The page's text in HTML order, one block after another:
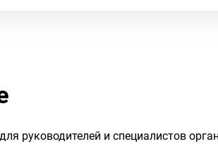
руководителей и специалистов